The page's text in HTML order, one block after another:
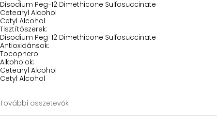
Disodium Peg-12 Dimethicone Sulfosuccinate
Cetearyl Alcohol
Cetyl Alcohol
Tisztítószerek:
Disodium Peg-12 Dimethicone Sulfosuccinate
Antioxidánsok:
Tocopherol
Alkoholok:
Cetearyl Alcohol
Cetyl Alcohol
További összetevők